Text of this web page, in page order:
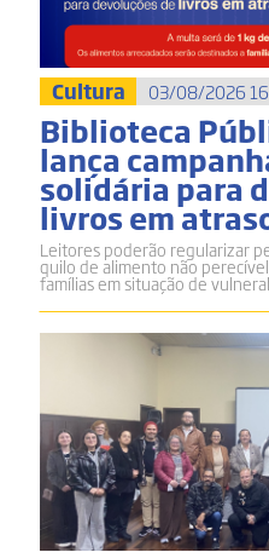
Cultura 03/08/2026
Biblioteca
lança
solidária para
livros em
Leitores poderão regularizar
quilo de alimento não
famílias em situação de